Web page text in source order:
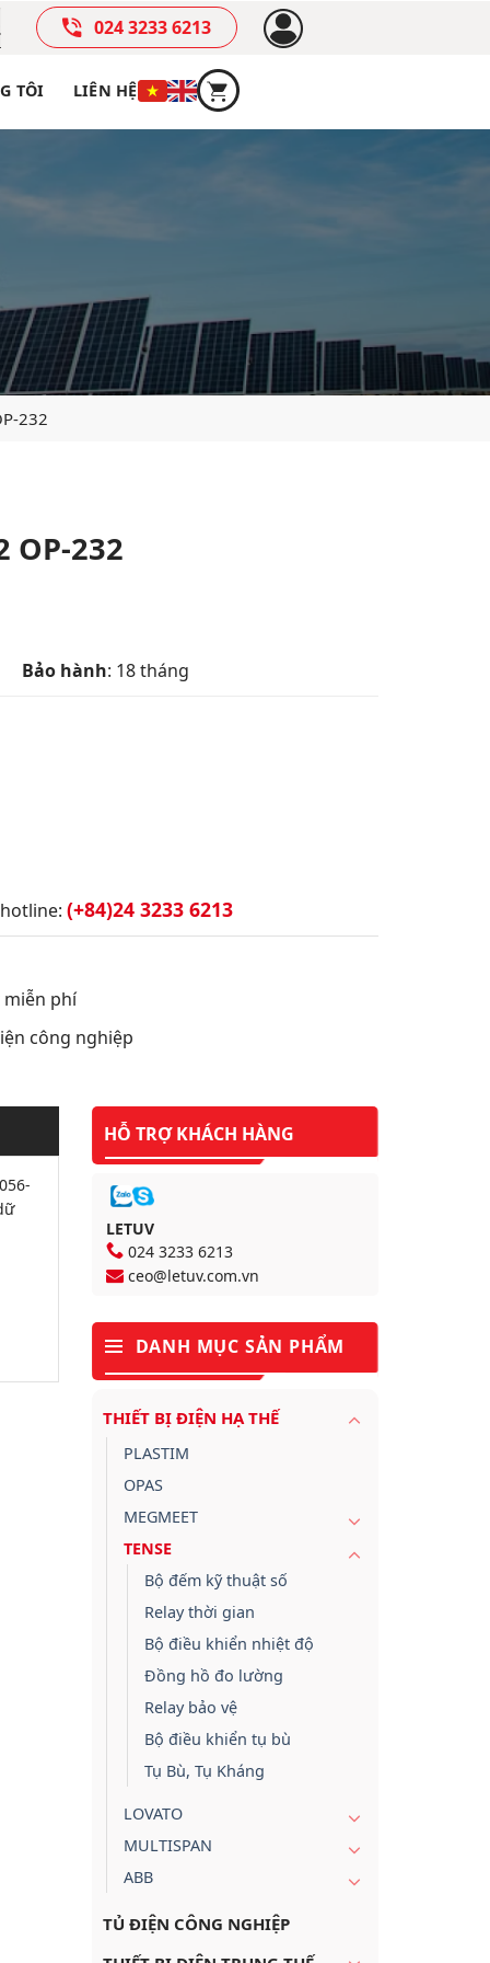
024 3233 6213
TÔI LIÊN HỆ
232
OP-232
Bảo hành: 18 tháng
(+84)24 3233 6213
miễn phí
công nghiệp
HỖ TRỢ KHÁCH HÀNG
LETUV
024 3233 6213
ceo@letuv.com.vn
DANH MỤC SẢN PHẨM
THIẾT BỊ ĐIỆN HẠ THẾ
PLASTIM
OPAS
MEGMEET
TENSE
Bộ đếm kỹ thuật số
Relay thời gian
Bộ điều khiển nhiệt độ
Đồng hồ đo lường
Relay bảo vệ
Bộ điều khiển tụ bù
Tụ Bù, Tụ Kháng
LOVATO
MULTISPAN
ABB
TỦ ĐIỆN CÔNG NGHIỆP